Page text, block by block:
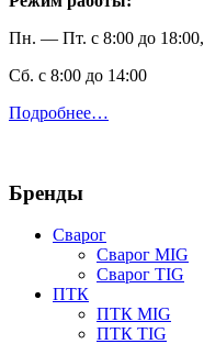
Пн. — Пт. с 8:00 до 18:00,
Сб. с 8:00 до 14:00
Подробнее…
Бренды
Сварог
Сварог MIG
Сварог TIG
ПТК
ПТК MIG
ПТК TIG